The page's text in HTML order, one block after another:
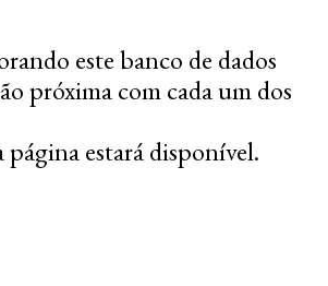
este banco de dados
próxima com cada um dos
página estará disponível.